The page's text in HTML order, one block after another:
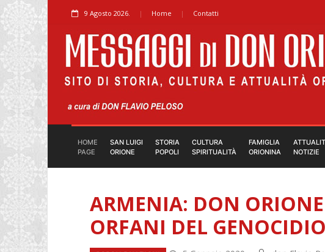
9 Agosto 2026. Home Contatti
HOME
PAGE
SAN LUIGI
ORIONE
STORIA
POPOLI
CULTURA
SPIRITUALITÀ
FAMIGLIA
ORIONINA
NOTIZIE
ARMENIA: DON ORIONE
ORFANI DEL